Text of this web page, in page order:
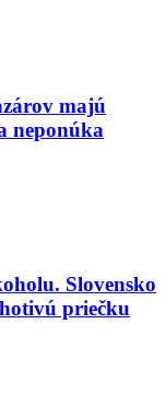
majú
neponúka
Slovensko
priečku